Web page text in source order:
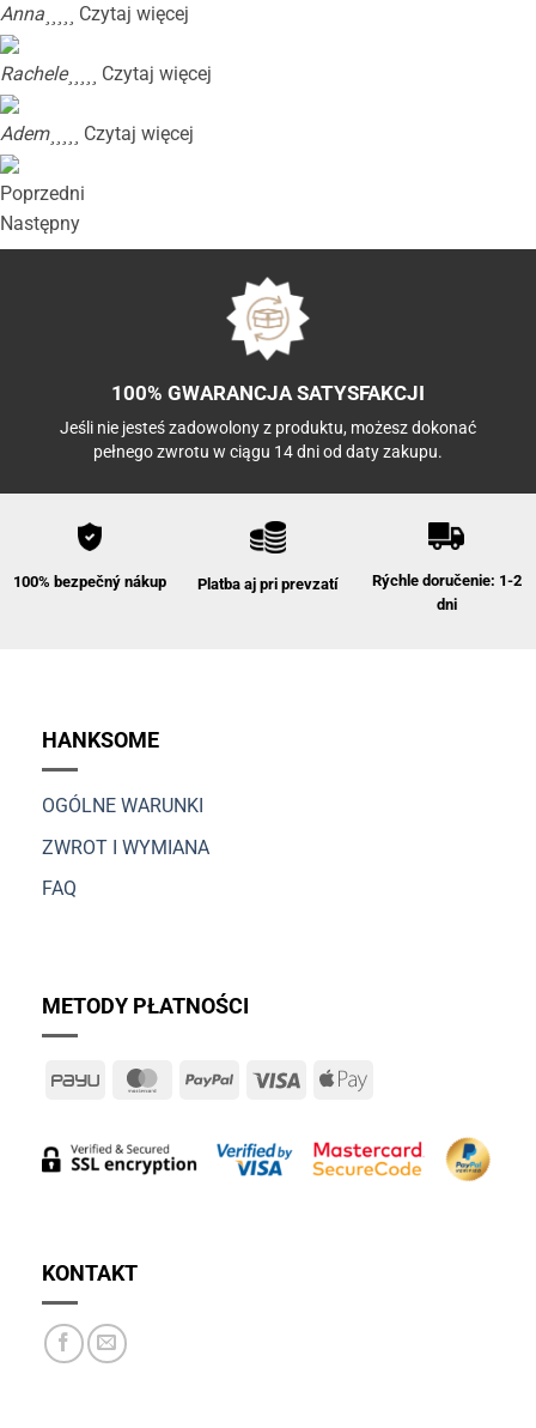
Anna Czytaj więcej
Rachele Czytaj więcej
Adem Czytaj więcej
Poprzedni
Następny
100% GWARANCJA SATYSFAKCJI
Jeśli nie jesteś zadowolony z produktu, możesz dokonać
pełnego zwrotu w ciągu 14 dni od daty zakupu.
100% bezpečný nákup Platba aj pri prevzatí
Rýchle doručenie: 1-2
dni
HANKSOME
OGÓLNE WARUNKI
ZWROT I WYMIANA
FAQ
METODY PŁATNOŚCI
PayU MasterCardPayPal Visa
Apple
KONTAKT